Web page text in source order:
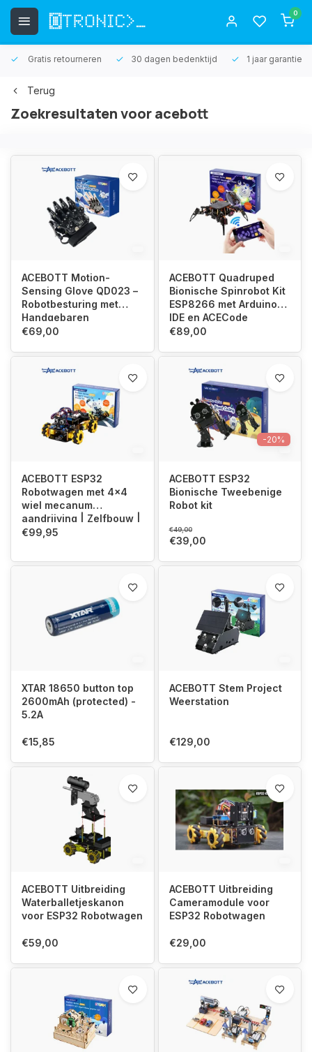
0
Gratis retourneren 30 dagen bedenktijd 1 jaar garantie
Terug
Zoekresultaten voor acebott
ACEBOTT Motion-
Sensing Glove QD023 –
Robotbesturing met
Handgebaren
€69,00
ACEBOTT Quadruped
Bionische Spinrobot Kit
ESP8266 met Arduino
IDE en ACECode
(Scratch)
€89,00
ACEBOTT ESP32
Robotwagen met 4x4
wiel mecanum
aandrijving | Zelfbouw |
STEM
€99,95
-20%
ACEBOTT ESP32
Bionische Tweebenige
Robot kit
€49,00
€39,00
XTAR 18650 button top
2600mAh (protected) -
5.2A
€15,85
ACEBOTT Stem Project
Weerstation
€129,00
ACEBOTT Uitbreiding
Waterballetjeskanon
voor ESP32 Robotwagen
€59,00
ACEBOTT Uitbreiding
Cameramodule voor
ESP32 Robotwagen
€29,00